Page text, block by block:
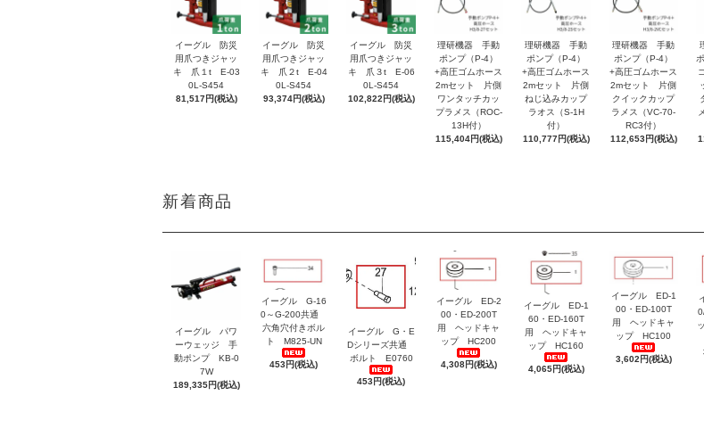
イーグル 防災
用爪つきジャッ
キ 爪１t E-03
0L-S454
81,517円(税込)
イーグル 防災
用爪つきジャッ
キ 爪２t E-04
0L-S454
93,374円(税込)
イーグル 防災
用爪つきジャッ
キ 爪３t E-06
0L-S454
102,822円(税込)
理研機器 手動
ポンプ（P-4）
+高圧ゴムホース
2mセット 片側
ワンタッチカッ
プラメス（ROC-
13H付）
115,404円(税込)
理研機器 手動
ポンプ（P-4）
+高圧ゴムホース
2mセット 片側
ねじ込みカップ
ラオス（S-1H
付）
110,777円(税込)
理研機器 手動
ポンプ（P-4）
+高圧ゴムホース
2mセット 片側
クイックカップ
ラメス（VC-70-
RC3付）
112,653円(税込)
新着商品
イーグル パワ
ーウェッジ 手
動ポンプ KB-0
7W
189,335円(税込)
イーグル G-16
0～G-200共通
六角穴付きボル
ト M825-UN
453円(税込)
イーグル G・E
Dシリーズ共通
ボルト E0760
453円(税込)
イーグル ED-2
00・ED-200T
用 ヘッドキャ
ップ HC200
4,308円(税込)
イーグル ED-1
60・ED-160T
用 ヘッドキャ
ップ HC160
4,065円(税込)
イーグル ED-1
00・ED-100T
用 ヘッドキャ
ップ HC100
3,602円(税込)